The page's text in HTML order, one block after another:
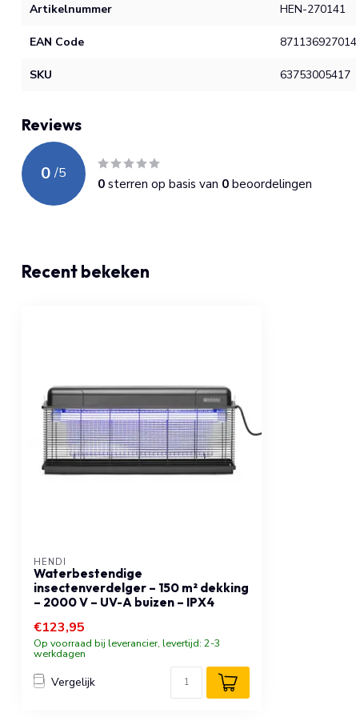
Artikelnummer HEN-270141
EAN Code
SKU 63753005417
Reviews
0 /5
0sterren op basis van 0beoordelingen
Recent bekeken
HENDI
Waterbestendige
insectenverdelger – 150 m² dekking
– 2000 V – UV-A buizen – IPX4
€123,95
Op voorraad bij leverancier, levertijd: 2-3
werkdagen
Vergelijk